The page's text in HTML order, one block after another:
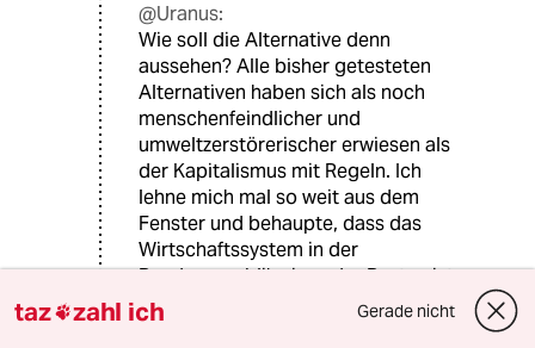
@Uranus:
Wie soll die Alternative denn
aussehen? Alle bisher getesteten
Alternativen haben sich als noch
menschenfeindlicher und
umweltzerstörerischer erwiesen als
der Kapitalismus mit Regeln. Ich
lehne mich mal so weit aus dem
Fenster und behaupte, dass das
Wirtschaftssystem in der
Bundesrepublik eines der Besten ist
von denen, die jemals ausprobiert
wurden.
taz zahl ich Gerade nicht